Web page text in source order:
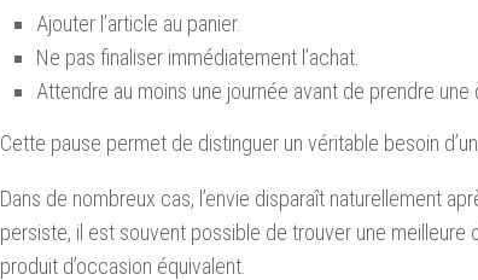
Ajouter l’article au panier.
Ne pas finaliser immédiatement l’achat.
Attendre au moins une journée avant de prendre une
Cette pause permet de distinguer un véritable besoin
Dans de nombreux cas, l’envie disparaît naturellement
persiste, il est souvent possible de trouver une meilleure
produit d’occasion équivalent.